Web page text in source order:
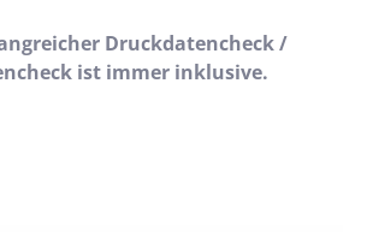
Druckdatencheck /
ist immer inklusive.